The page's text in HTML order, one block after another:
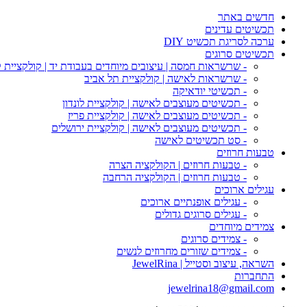
חדשים באתר
תכשיטים עדינים
ערכה לסריגת תכשיט DIY
תכשיטים סרוגים
- שרשראות חמסה | עיצובים מיוחדים בעבודת יד | קולקציית
- שרשראות לאישה | קולקציית תל אביב
- תכשיטי יודאיקה
- תכשיטים מעוצבים לאישה | קולקציית לונדון
- תכשיטים מעוצבים לאישה | קולקציית פריז
- תכשיטים מעוצבים לאישה | קולקציית ירושלים
- סט תכשיטים לאישה
טבעות חרוזים
- טבעות חרוזים | הקולקציה הצרה
- טבעות חרוזים | הקולקציה הרחבה
עגילים ארוכים
- עגילים אופנתיים ארוכים
- עגילים סרוגים גדולים
צמידים מיוחדים
- צמידים סרוגים
- צמידים שזורים מחרוזים לנשים
השראה, עיצוב וסטייל | JewelRina
התחברות
jewelrina18@gmail.com